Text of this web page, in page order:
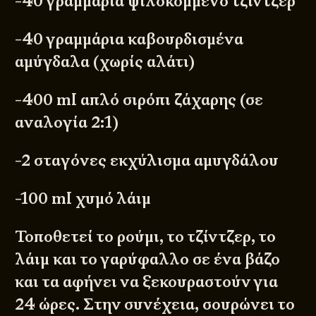
-40 γραμμάρια καβουρδισμένα
αμύγδαλα (χωρίς αλάτι)
-400 ml απλό σιρόπι ζάχαρης (σε
αναλογία 2:1)
-2 σταγόνες εκχύλισμα αμυγδάλου
-100 ml χυμό λάιμ
Τοποθετεί το ρούμι, το τζίντζερ, το
λάιμ και το γαρύφαλλο σε ένα βάζο
και τα αφήνει να ξεκουραστούν για
24 ώρες. Στην συνέχεια, σουρώνει το